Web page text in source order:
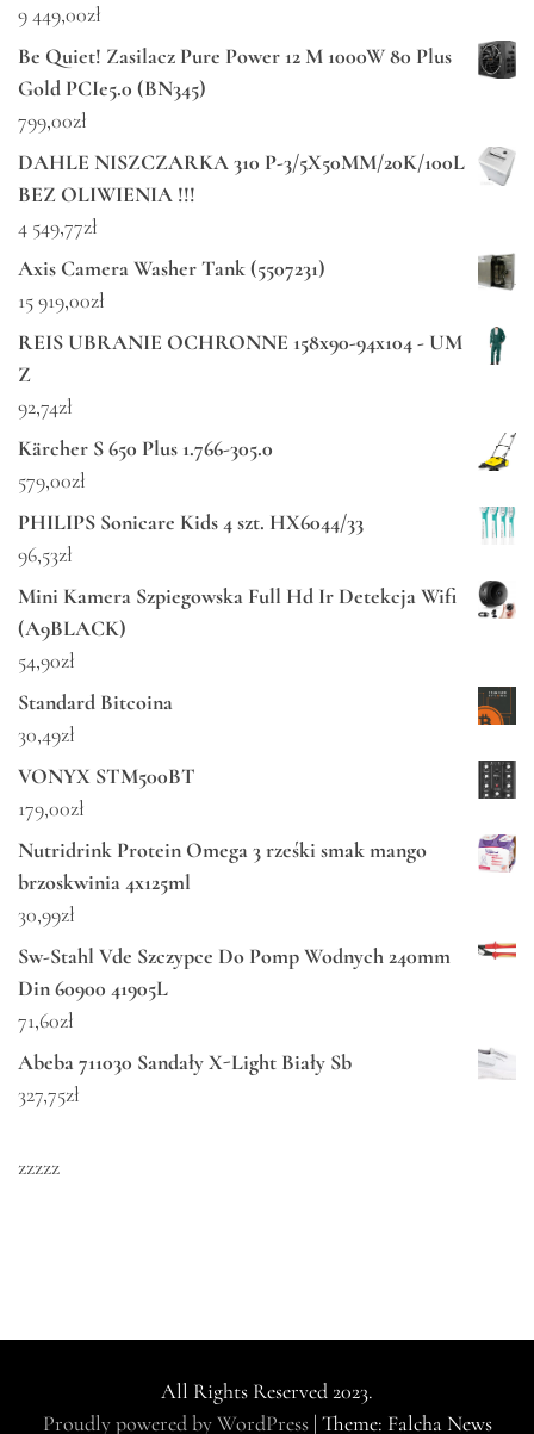
9 449,00zł
Be Quiet! Zasilacz Pure Power 12 M 1000W 80 Plus
Gold PCIe5.0 (BN345)
799,00zł
DAHLE NISZCZARKA 310 P-3/5X50MM/20K/100L
BEZ OLIWIENIA !!!
4 549,77zł
Axis Camera Washer Tank (5507231)
15 919,00zł
REIS UBRANIE OCHRONNE 158x90-94x104 - UM
Z
92,74zł
Kärcher S 650 Plus 1.766-305.0
579,00zł
PHILIPS Sonicare Kids 4 szt. HX6044/33
96,53zł
Mini Kamera Szpiegowska Full Hd Ir Detekcja Wifi
(A9BLACK)
54,90zł
Standard Bitcoina
30,49zł
VONYX STM500BT
179,00zł
Nutridrink Protein Omega 3 rześki smak mango
brzoskwinia 4x125ml
30,99zł
Sw-Stahl Vde Szczypce Do Pomp Wodnych 240mm
Din 60900 41905L
71,60zł
Abeba 711030 Sandały X-Light Biały Sb
327,75zł
zzzzz
All Rights Reserved 2023.
Proudly powered by WordPress | Theme: Falcha News